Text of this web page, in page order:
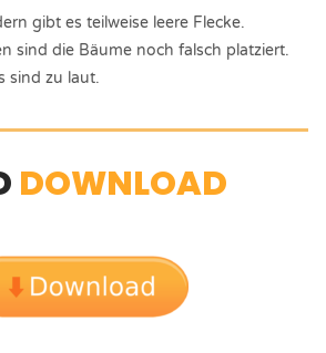
gibt es teilweise leere Flecke.
sind die Bäume noch falsch platziert.
sind zu laut.
DOWNLOAD